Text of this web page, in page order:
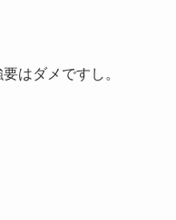
はダメですし。